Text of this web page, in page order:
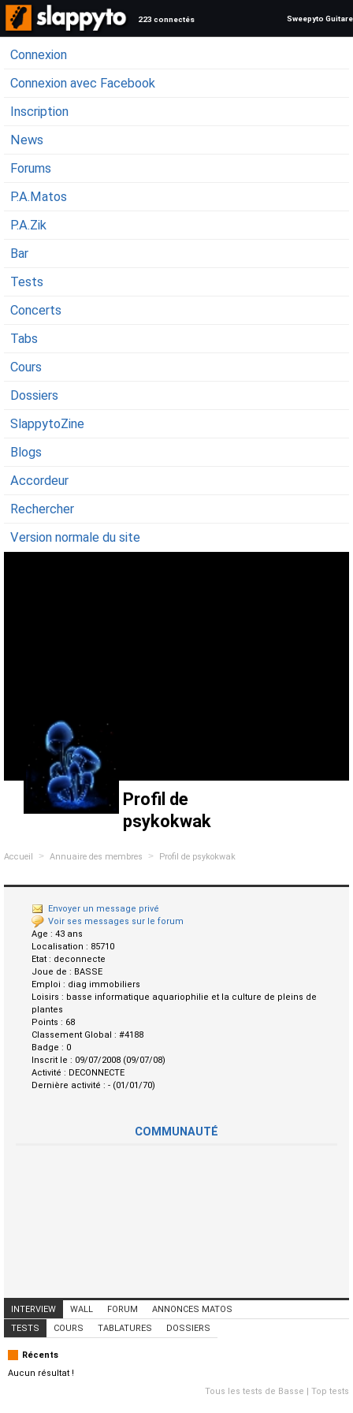
223 connectés Sweepyto Guitare
Connexion
Connexion avec Facebook
Inscription
News
Forums
P.A.Matos
P.A.Zik
Bar
Tests
Concerts
Tabs
Cours
Dossiers
SlappytoZine
Blogs
Accordeur
Rechercher
Version normale du site
Profil de
psykokwak
Accueil > Annuaire des membres > Profil de psykokwak
Envoyer un message privé
Voir ses messages sur le forum
Age : 43 ans
Localisation : 85710
Etat : deconnecte
Joue de : BASSE
Emploi : diag immobiliers
Loisirs : basse informatique aquariophilie et la culture de pleins de
plantes
Points : 68
Classement Global : #4188
Badge : 0
Inscrit le : 09/07/2008 (09/07/08)
Activité : DECONNECTE
Dernière activité : - (01/01/70)
COMMUNAUTÉ
INTERVIEW WALL FORUM
ANNONCES MATOS
ANNONCES MUSICIENS
CONCERTS
TESTS COURS TABLATURES DOSSIERS
Récents
Aucun résultat !
Tous les tests de Basse
Top tests